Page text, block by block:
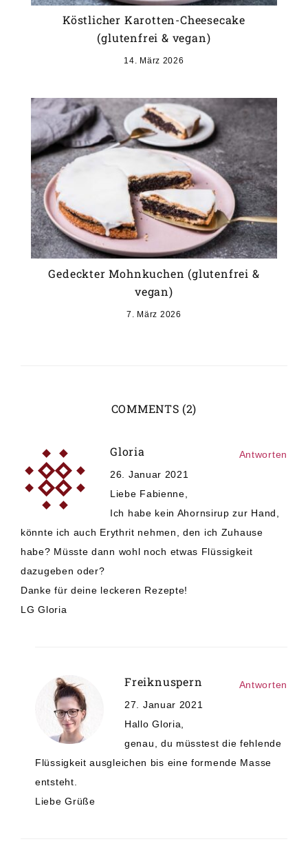
Köstlicher Karotten-Cheesecake
(glutenfrei & vegan)
14. März 2026
Gedeckter Mohnkuchen (glutenfrei &
vegan)
7. März 2026
COMMENTS (2)
Gloria
26. Januar 2021
Liebe Fabienne,
Ich habe kein Ahornsirup zur Hand,
könnte ich auch Erythrit nehmen, den ich Zuhause
habe? Müsste dann wohl noch etwas Flüssigkeit
dazugeben oder?
Danke für deine leckeren Rezepte!
LG Gloria
Antworten
Freiknuspern
27. Januar 2021
Hallo Gloria,
genau, du müsstest die fehlende
Flüssigkeit ausgleichen bis eine formende Masse
entsteht.
Liebe Grüße
Antworten